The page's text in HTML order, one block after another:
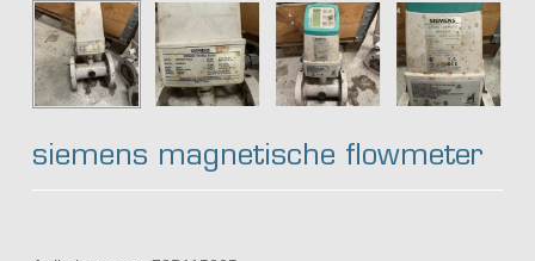
siemens magnetische flowmeter